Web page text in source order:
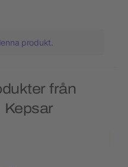
produkt.
från
Kepsar